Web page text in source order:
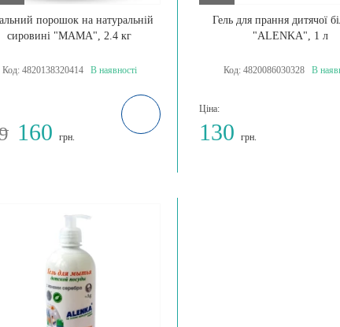
порошок на натуральній
сировині "МАМА", 2.4 кг
Код: 4820138320414 В наявності
160грн.
Гель для прання дитячої
"ALENKA", 1 л
Код: 4820086030328 В
Ціна:
130грн.